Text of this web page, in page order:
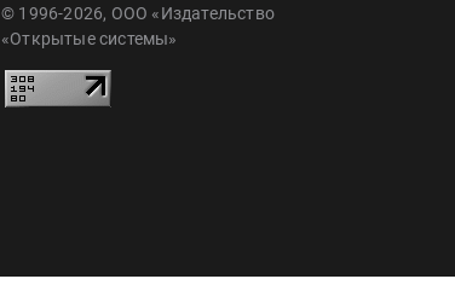
© 1996-2026, ООО «Издательство
«Открытые системы»